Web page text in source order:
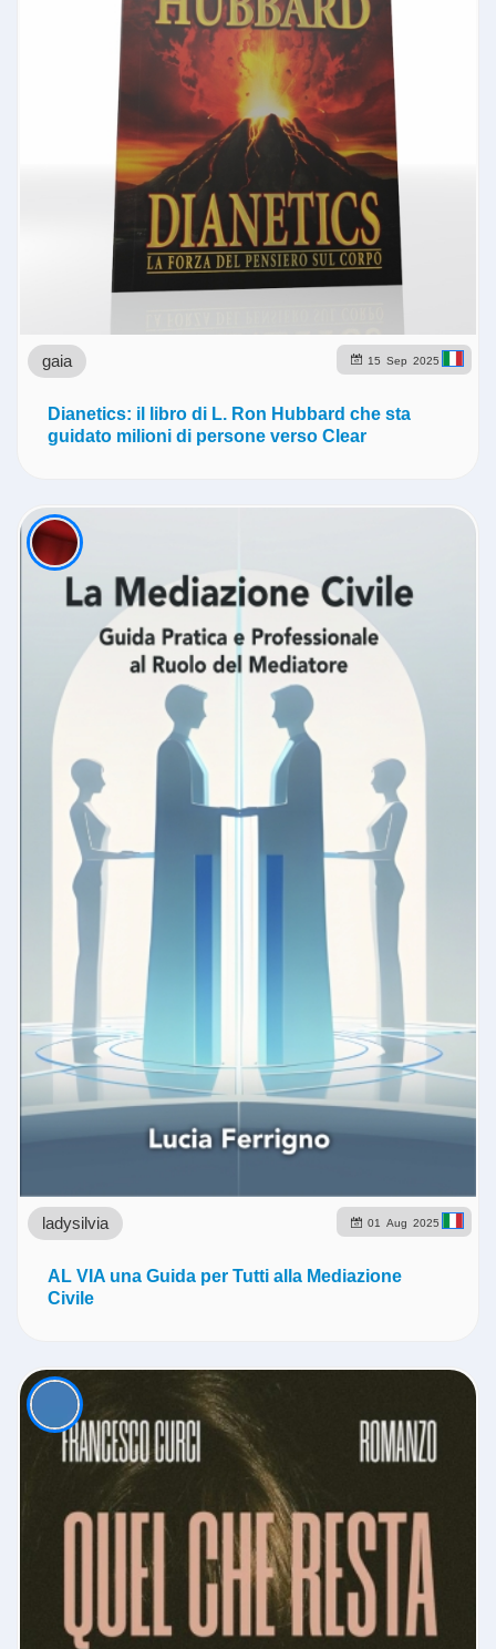
15 Sep 2025
gaia
Dianetics: il libro di L. Ron Hubbard che sta
guidato milioni di persone verso Clear
01 Aug 2025
ladysilvia
AL VIA una Guida per Tutti alla Mediazione
Civile